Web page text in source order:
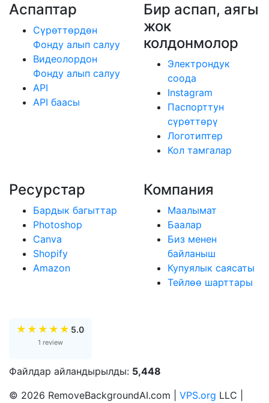
Аспаптар
Сүрөттөрдөн
Фонду алып салуу
Видеолордон
Фонду алып салуу
API
API баасы
Бир аспап, аягы
жок
колдонмолор
Электрондук
соода
Instagram
Паспорттун
сүрөттөрү
Логотиптер
Кол тамгалар
Ресурстар
Бардык багыттар
Photoshop
Canva
Shopify
Amazon
Компания
Маалымат
Баалар
Биз менен
байланыш
Купуялык саясаты
Тейлөө шарттары
★ ★ ★ ★ ★ 5.0
1 review
Файлдар айландырылды: 5,448
© 2026 RemoveBackgroundAI.com | VPS.org LLC |